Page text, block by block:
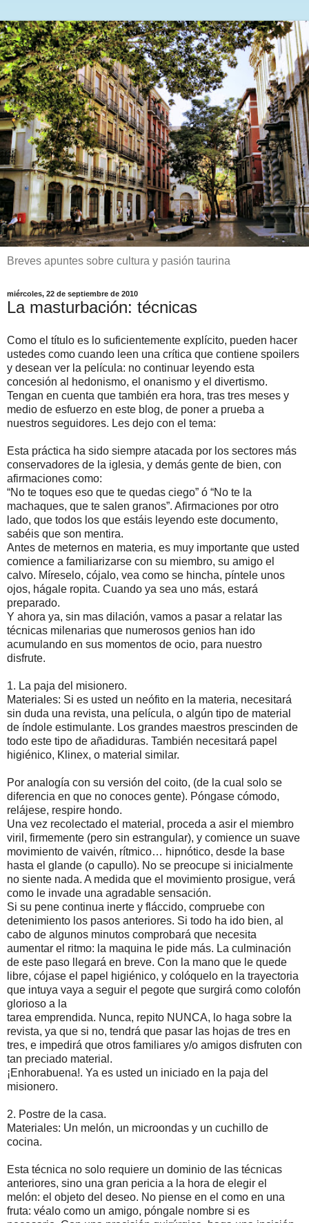
Breves apuntes sobre cultura y pasión taurina
miércoles, 22 de septiembre de 2010
La masturbación: técnicas
Como el título es lo suficientemente explícito, pueden hacer
ustedes como cuando leen una crítica que contiene spoilers
y desean ver la película: no continuar leyendo esta
concesión al hedonismo, el onanismo y el divertismo.
Tengan en cuenta que también era hora, tras tres meses y
medio de esfuerzo en este blog, de poner a prueba a
nuestros seguidores. Les dejo con el tema:
Esta práctica ha sido siempre atacada por los sectores más
conservadores de la iglesia, y demás gente de bien, con
afirmaciones como:
“No te toques eso que te quedas ciego” ó “No te la
machaques, que te salen granos”. Afirmaciones por otro
lado, que todos los que estáis leyendo este documento,
sabéis que son mentira.
Antes de meternos en materia, es muy importante que usted
comience a familiarizarse con su miembro, su amigo el
calvo. Míreselo, cójalo, vea como se hincha, píntele unos
ojos, hágale ropita. Cuando ya sea uno más, estará
preparado.
Y ahora ya, sin mas dilación, vamos a pasar a relatar las
técnicas milenarias que numerosos genios han ido
acumulando en sus momentos de ocio, para nuestro
disfrute.
1. La paja del misionero.
Materiales: Si es usted un neófito en la materia, necesitará
sin duda una revista, una película, o algún tipo de material
de índole estimulante. Los grandes maestros prescinden de
todo este tipo de añadiduras. También necesitará papel
higiénico, Klinex, o material similar.
Por analogía con su versión del coito, (de la cual solo se
diferencia en que no conoces gente). Póngase cómodo,
relájese, respire hondo.
Una vez recolectado el material, proceda a asir el miembro
viril, firmemente (pero sin estrangular), y comience un suave
movimiento de vaivén, rítmico… hipnótico, desde la base
hasta el glande (o capullo). No se preocupe si inicialmente
no siente nada. A medida que el movimiento prosigue, verá
como le invade una agradable sensación.
Si su pene continua inerte y fláccido, compruebe con
detenimiento los pasos anteriores. Si todo ha ido bien, al
cabo de algunos minutos comprobará que necesita
aumentar el ritmo: la maquina le pide más. La culminación
de este paso llegará en breve. Con la mano que le quede
libre, cójase el papel higiénico, y colóquelo en la trayectoria
que intuya vaya a seguir el pegote que surgirá como colofón
glorioso a la
tarea emprendida. Nunca, repito NUNCA, lo haga sobre la
revista, ya que si no, tendrá que pasar las hojas de tres en
tres, e impedirá que otros familiares y/o amigos disfruten con
tan preciado material.
¡Enhorabuena!. Ya es usted un iniciado en la paja del
misionero.
2. Postre de la casa.
Materiales: Un melón, un microondas y un cuchillo de
cocina.
Esta técnica no solo requiere un dominio de las técnicas
anteriores, sino una gran pericia a la hora de elegir el
melón: el objeto del deseo. No piense en el como en una
fruta: véalo como un amigo, póngale nombre si es